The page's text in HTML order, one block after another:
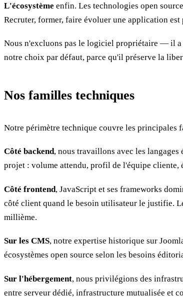
L'écosystème enfin. Les technologies open
Recruter, former, faire évoluer une application
Nous n'excluons pas le logiciel propriétaire — il a
notre choix par défaut, parce qu'il préserve la
Nos familles techniques
Notre périmètre technique couvre les principales
Côté backend, nous travaillons avec les
projet : volume attendu, profil de l'équipe cliente,
Côté frontend, JavaScript et ses frameworks
côté client quand le besoin utilisateur le justifie.
millième.
Sur les CMS, notre expertise historique sur
écosystèmes open source selon les besoins
Sur l'hébergement, nous privilégions des
entre serveur dédié, infrastructure mutualisée et